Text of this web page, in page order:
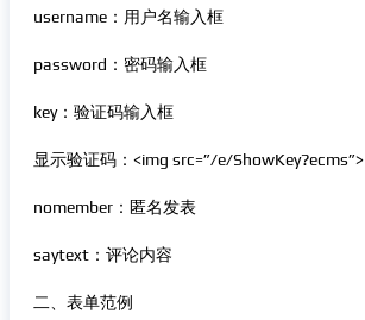
username：用户名输入框
password：密码输入框
key：验证码输入框
显示验证码：<img src=”/e/ShowKey?ecms”>
nomember：匿名发表
saytext：评论内容
二、表单范例